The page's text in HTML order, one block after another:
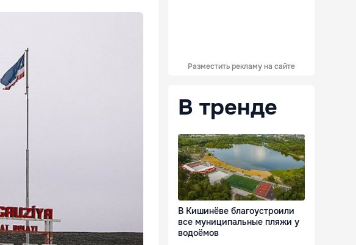
Разместить рекламу на сайте
В тренде
В Кишинёве благоустроили
все муниципальные пляжи у
водоёмов